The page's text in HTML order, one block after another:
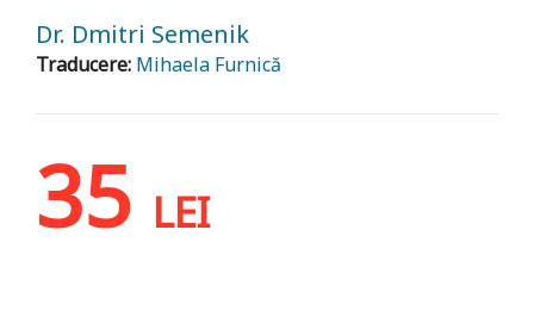
Dr. Dmitri Semenik
Traducere: Mihaela Furnică
35 LEI